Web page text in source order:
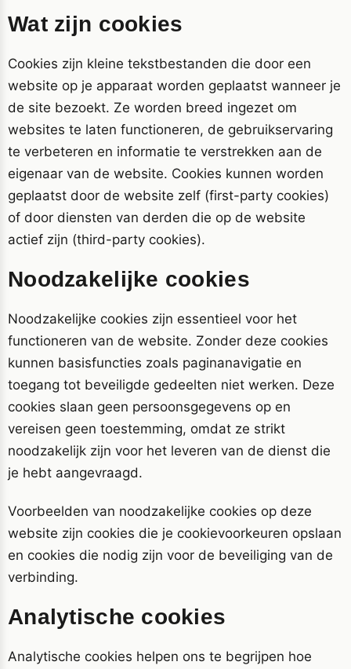
Wat zijn cookies
Cookies zijn kleine tekstbestanden die door een
website op je apparaat worden geplaatst wanneer je
de site bezoekt. Ze worden breed ingezet om
websites te laten functioneren, de gebruikservaring
te verbeteren en informatie te verstrekken aan de
eigenaar van de website. Cookies kunnen worden
geplaatst door de website zelf (first-party cookies)
of door diensten van derden die op de website
actief zijn (third-party cookies).
Noodzakelijke cookies
Noodzakelijke cookies zijn essentieel voor het
functioneren van de website. Zonder deze cookies
kunnen basisfuncties zoals paginanavigatie en
toegang tot beveiligde gedeelten niet werken. Deze
cookies slaan geen persoonsgegevens op en
vereisen geen toestemming, omdat ze strikt
noodzakelijk zijn voor het leveren van de dienst die
je hebt aangevraagd.
Voorbeelden van noodzakelijke cookies op deze
website zijn cookies die je cookievoorkeuren opslaan
en cookies die nodig zijn voor de beveiliging van de
verbinding.
Analytische cookies
Analytische cookies helpen ons te begrijpen hoe